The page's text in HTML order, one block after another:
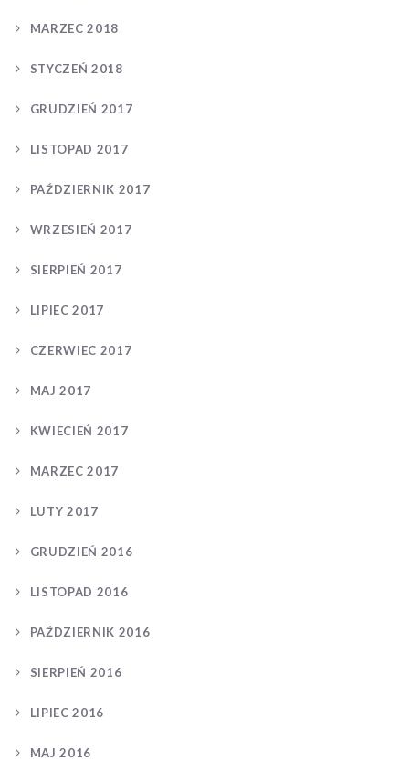
MARZEC 2018
STYCZEŃ 2018
GRUDZIEŃ 2017
LISTOPAD 2017
PAŹDZIERNIK 2017
WRZESIEŃ 2017
SIERPIEŃ 2017
LIPIEC 2017
CZERWIEC 2017
MAJ 2017
KWIECIEŃ 2017
MARZEC 2017
LUTY 2017
GRUDZIEŃ 2016
LISTOPAD 2016
PAŹDZIERNIK 2016
SIERPIEŃ 2016
LIPIEC 2016
MAJ 2016